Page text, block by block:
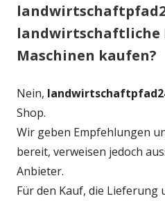
landwirtschaftliche
Maschinen kaufen?
Nein,
Shop.
Wir geben Empfehlungen
bereit, verweisen jedoch
Anbieter.
Für den Kauf, die Lieferung